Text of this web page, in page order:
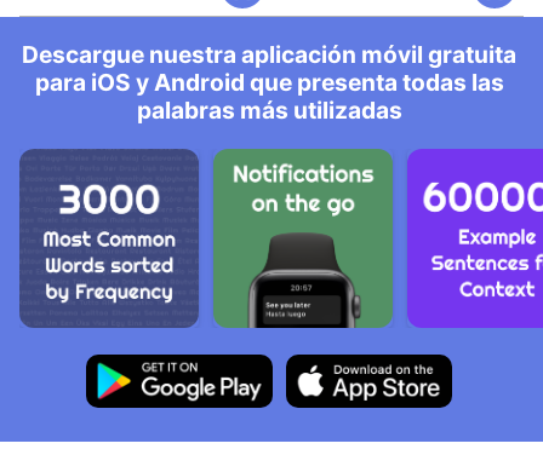
Descargue nuestra aplicación móvil gratuita
para iOS y Android que presenta todas las
palabras más utilizadas